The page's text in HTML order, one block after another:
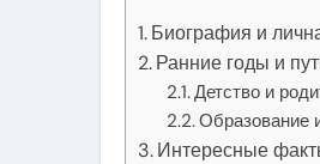
Биография и
Ранние годы и
Детство и
Образование
Интересные